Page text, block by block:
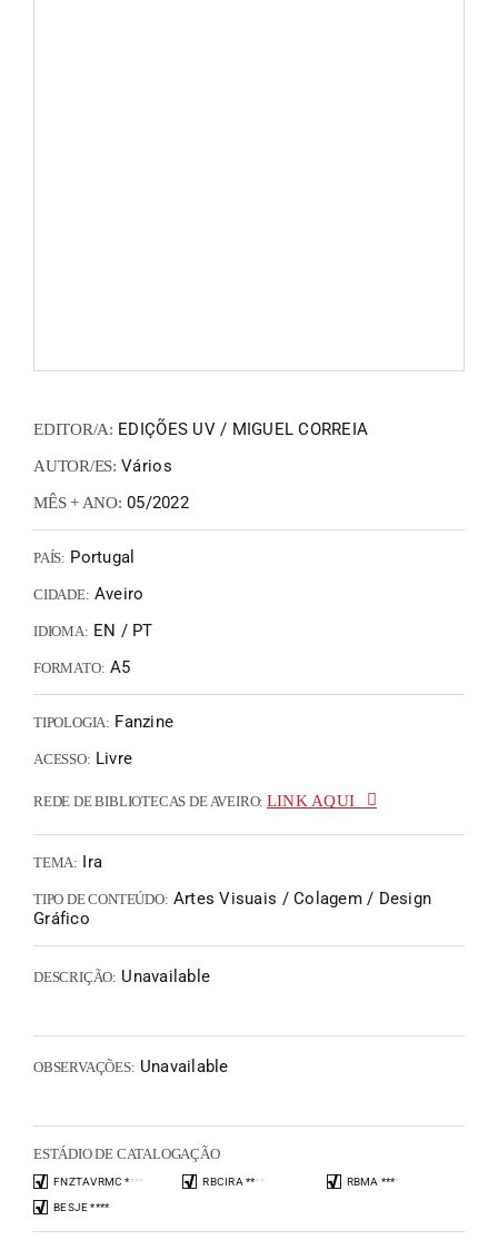
EDITOR/A: EDIÇÕES UV / MIGUEL CORREIA
AUTOR/ES: Vários
MÊS + ANO: 05/2022
PAÍS: Portugal
CIDADE: Aveiro
IDIOMA: EN / PT
FORMATO: A5
TIPOLOGIA: Fanzine
ACESSO: Livre
REDE DE BIBLIOTECAS DE AVEIRO: LINK AQUI
TEMA: Ira
TIPO DE CONTEÚDO: Artes Visuais / Colagem / Design
Gráfico
DESCRIÇÃO: Unavailable
OBSERVAÇÕES: Unavailable
ESTÁDIO DE CATALOGAÇÃO
FNZTAVRMC **** RBCIRA **** RBMA ****
BESJE ****